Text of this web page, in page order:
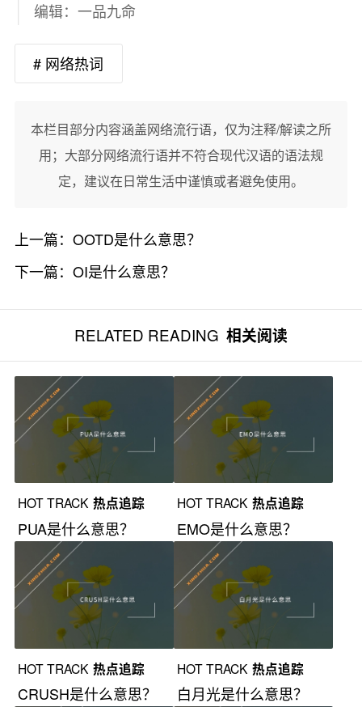
编辑：一品九命
# 网络热词
本栏目部分内容涵盖网络流行语，仅为注释/解读之所
用；大部分网络流行语并不符合现代汉语的语法规
定，建议在日常生活中谨慎或者避免使用。
上一篇： OOTD是什么意思？
下一篇： OI是什么意思？
RELATED READING 相关阅读
HOT TRACK 热点追踪
PUA是什么意思？
HOT TRACK 热点追踪
EMO是什么意思？
HOT TRACK 热点追踪
CRUSH是什么意思？
HOT TRACK 热点追踪
白月光是什么意思？